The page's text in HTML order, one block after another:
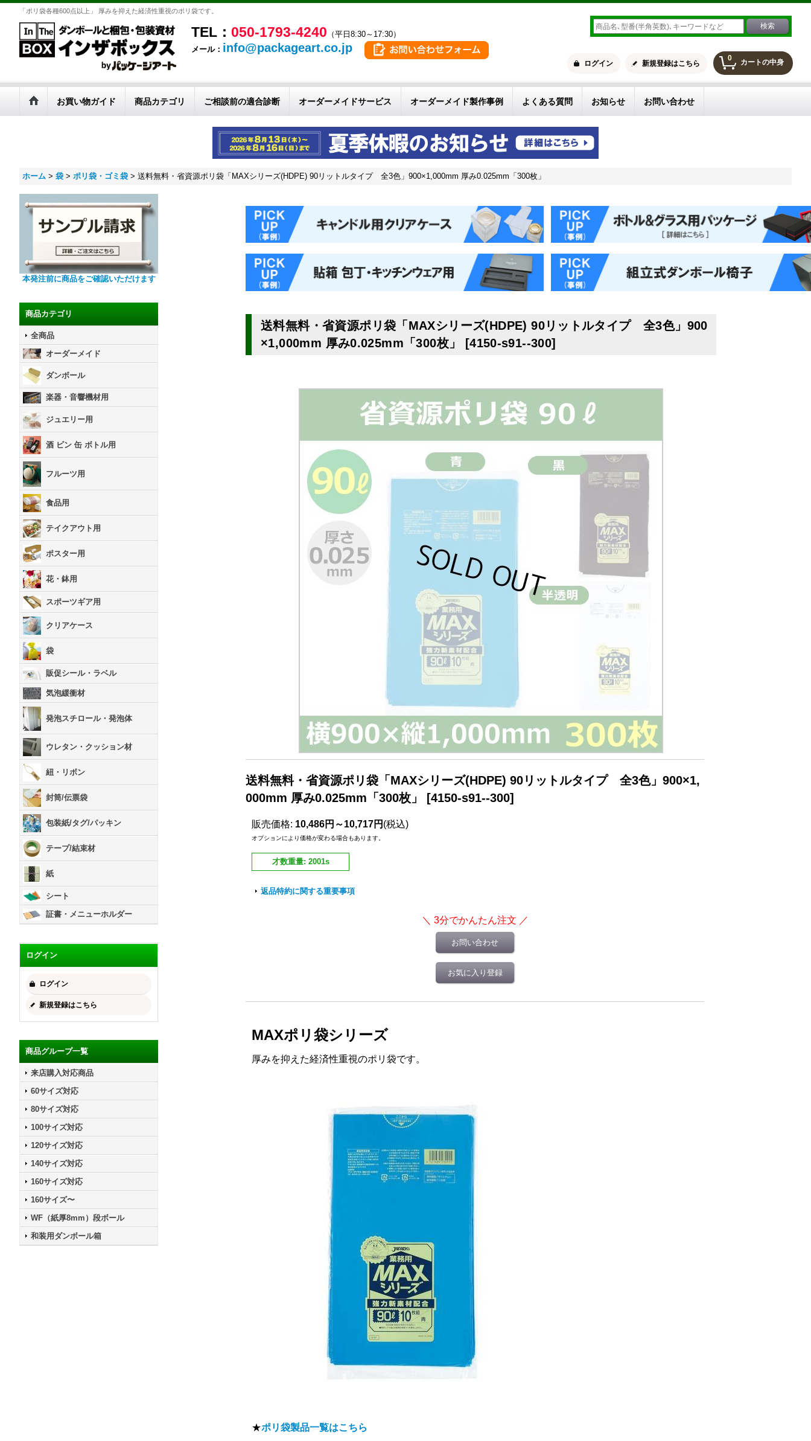
「ポリ袋各種600点以上」 厚みを抑えた経済性重視のポリ袋です。
TEL： 050-1793-4240 （平日8:30～17:30）
メール： info@packageart.co.jp
0 カートの中身
ログイン 新規登録はこちら
お買い物ガイド 商品カテゴリ ご相談前の適合診断 オーダーメイドサービス オーダーメイド製作事例 よくある質問 お知らせ お問い合わせ
ホーム > 袋 > ポリ袋・ゴミ袋 > 送料無料・省資源ポリ袋「MAXシリーズ(HDPE) 90リットルタイプ 全3色」900×1,000mm 厚み0.025mm「300枚」
本発注前に商品をご確認いただけます
商品カテゴリ
全商品
オーダーメイド
ダンボール
楽器・音響機材用
ジュエリー用
酒 ビン 缶 ボトル用
フルーツ用
食品用
テイクアウト用
ポスター用
花・鉢用
スポーツギア用
クリアケース
袋
販促シール・ラベル
気泡緩衝材
発泡スチロール・発泡体
ウレタン・クッション材
紐・リボン
封筒/伝票袋
包装紙/タグ/パッキン
テープ/結束材
紙
シート
証書・メニューホルダー
ログイン
ログイン
新規登録はこちら
商品グループ一覧
来店購入対応商品
60サイズ対応
80サイズ対応
100サイズ対応
120サイズ対応
140サイズ対応
160サイズ対応
160サイズ〜
WF（紙厚8mm）段ボール
和装用ダンボール箱
送料無料・省資源ポリ袋「MAXシリーズ(HDPE) 90リットルタイプ 全3色」900
×1,000mm 厚み0.025mm「300枚」
[4150-s91--300]
送料無料・省資源ポリ袋「MAXシリーズ(HDPE) 90リットルタイプ 全3色」900×1,
000mm 厚み0.025mm「300枚」
[4150-s91--300]
販売価格: 10,486円～10,717円 (税込)
オプションにより価格が変わる場合もあります。
才数重量: 2001s
返品特約に関する重要事項
お問い合わせ
お気に入り登録
MAXポリ袋シリーズ
厚みを抑えた経済性重視のポリ袋です。
★ポリ袋製品一覧はこちら